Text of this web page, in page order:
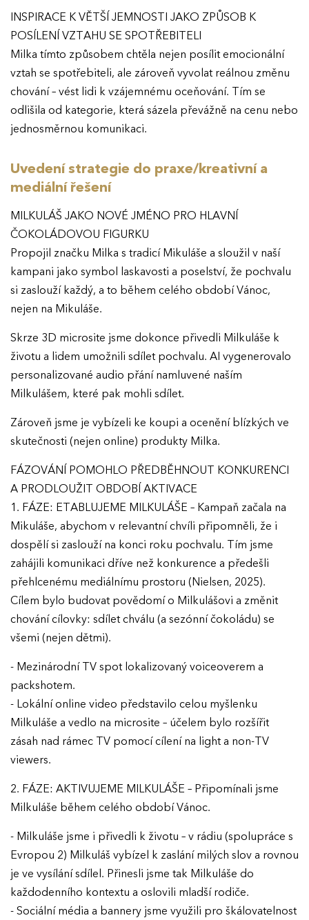
EFFIE 2026
O EFFIE
Ročník 2024
Ročník 2023
Ročník 2021
Ročník 2020
Ročník 2017
GALERIE
KONTAKTY
INSPIRACE K VĚTŠÍ JEMNOSTI JAKO ZPŮSOB K
POSÍLENÍ VZTAHU SE SPOTŘEBITELI
Milka tímto způsobem chtěla nejen posílit emocionální
vztah se spotřebiteli, ale zároveň vyvolat reálnou změnu
chování – vést lidi k vzájemnému oceňování. Tím se
odlišila od kategorie, která sázela převážně na cenu nebo
jednosměrnou komunikaci.
Uvedení strategie do praxe/kreativní a
mediální řešení
MILKULÁŠ JAKO NOVÉ JMÉNO PRO HLAVNÍ
ČOKOLÁDOVOU FIGURKU
Propojil značku Milka s tradicí Mikuláše a sloužil v naší
kampani jako symbol laskavosti a poselství, že pochvalu
si zaslouží každý, a to během celého období Vánoc,
nejen na Mikuláše.
Skrze 3D microsite jsme dokonce přivedli Milkuláše k
životu a lidem umožnili sdílet pochvalu. AI vygenerovalo
personalizované audio přání namluvené naším
Milkulášem, které pak mohli sdílet.
Zároveň jsme je vybízeli ke koupi a ocenění blízkých ve
skutečnosti (nejen online) produkty Milka.
FÁZOVÁNÍ POMOHLO PŘEDBĚHNOUT KONKURENCI
A PRODLOUŽIT OBDOBÍ AKTIVACE
1. FÁZE: ETABLUJEME MILKULÁŠE – Kampaň začala na
Mikuláše, abychom v relevantní chvíli připomněli, že i
dospělí si zaslouží na konci roku pochvalu. Tím jsme
zahájili komunikaci dříve než konkurence a předešli
přehlcenému mediálnímu prostoru (Nielsen, 2025).
Cílem bylo budovat povědomí o Milkulášovi a změnit
chování cílovky: sdílet chválu (a sezónní čokoládu) se
všemi (nejen dětmi).
- Mezinárodní TV spot lokalizovaný voiceoverem a
packshotem.
- Lokální online video představilo celou myšlenku
Milkuláše a vedlo na microsite – účelem bylo rozšířit
zásah nad rámec TV pomocí cílení na light a non-TV
viewers.
2. FÁZE: AKTIVUJEME MILKULÁŠE – Připomínali jsme
Milkuláše během celého období Vánoc.
- Milkuláše jsme i přivedli k životu – v rádiu (spolupráce s
Evropou 2) Milkuláš vybízel k zaslání milých slov a rovnou
je ve vysílání sdílel. Přinesli jsme tak Milkuláše do
každodenního kontextu a oslovili mladší rodiče.
- Sociální média a bannery jsme využili pro škálovatelnost